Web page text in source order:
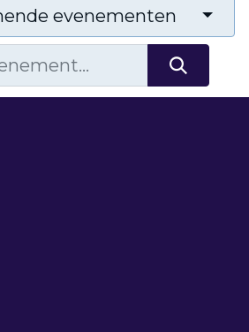
evenementen